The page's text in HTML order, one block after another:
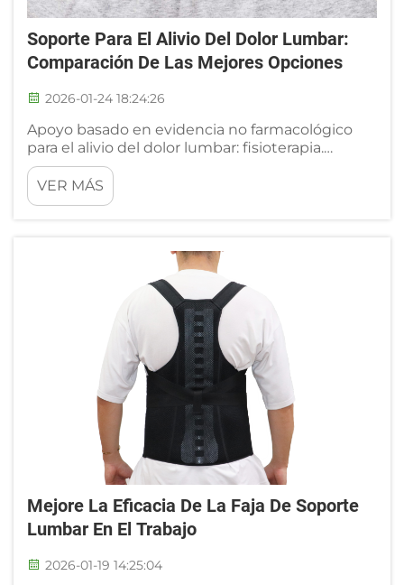
Soporte Para El Alivio Del Dolor Lumbar:
Comparación De Las Mejores Opciones
2026-01-24 18:24:26
Apoyo basado en evidencia no farmacológico
para el alivio del dolor lumbar: fisioterapia.
Ejercicio estructurado, terapia manual y
rehabilitación funcional. Cuando se trata de
tratar el dolor lumbar, la fisioterapia ofrece
VER MÁS
Mejore La Eficacia De La Faja De Soporte
Lumbar En El Trabajo
2026-01-19 14:25:04